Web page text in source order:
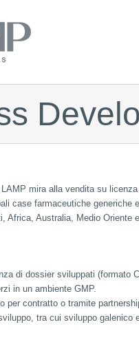
mira alla vendita su
case farmaceutiche generiche
Africa, Australia, Medio Oriente
di dossier sviluppati (formato
in un ambiente GMP.
per contratto o tramite
tra cui sviluppo galenico